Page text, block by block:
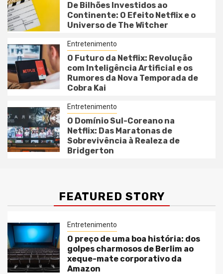
De Bilhões Investidos ao
Continente: O Efeito Netflix e o
Universo de The Witcher
Entretenimento
O Futuro da Netflix: Revolução
com Inteligência Artificial e os
Rumores da Nova Temporada de
Cobra Kai
Entretenimento
O Domínio Sul-Coreano na
Netflix: Das Maratonas de
Sobrevivência à Realeza de
Bridgerton
FEATURED STORY
Entretenimento
O preço de uma boa história: dos
golpes charmosos de Berlim ao
xeque-mate corporativo da
Amazon